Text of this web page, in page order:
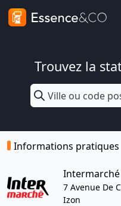
Trouvez la
Informations pratiques
7 Avenue De
Izon